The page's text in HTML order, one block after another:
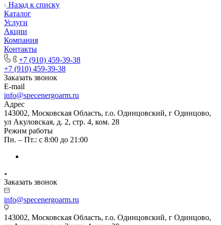
Назад к списку
Каталог
Услуги
Акции
Компания
Контакты
+7 (910) 459-39-38
+7 (910) 459-39-38
Заказать звонок
E-mail
info@specenergoarm.ru
Адрес
143002, Московская Область, г.о. Одинцовский, г Одинцово,
ул Акуловская, д. 2, стр. 4, ком. 28
Режим работы
Пн. – Пт.: с 8:00 до 21:00
Заказать звонок
info@specenergoarm.ru
143002, Московская Область, г.о. Одинцовский, г Одинцово,